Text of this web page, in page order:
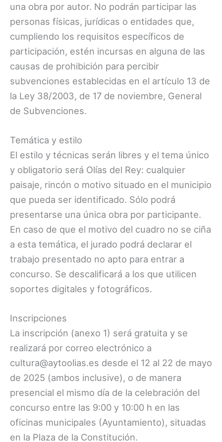
una obra por autor. No podrán participar las
personas físicas, jurídicas o entidades que,
cumpliendo los requisitos específicos de
participación, estén incursas en alguna de las
causas de prohibición para percibir
subvenciones establecidas en el artículo 13 de
la Ley 38/2003, de 17 de noviembre, General
de Subvenciones.
Temática y estilo
El estilo y técnicas serán libres y el tema único
y obligatorio será Olías del Rey: cualquier
paisaje, rincón o motivo situado en el municipio
que pueda ser identificado. Sólo podrá
presentarse una única obra por participante.
En caso de que el motivo del cuadro no se ciña
a esta temática, el jurado podrá declarar el
trabajo presentado no apto para entrar a
concurso. Se descalificará a los que utilicen
soportes digitales y fotográficos.
Inscripciones
La inscripción (anexo 1) será gratuita y se
realizará por correo electrónico a
cultura@aytoolias.es desde el 12 al 22 de mayo
de 2025 (ambos inclusive), o de manera
presencial el mismo día de la celebración del
concurso entre las 9:00 y 10:00 h en las
oficinas municipales (Ayuntamiento), situadas
en la Plaza de la Constitución.